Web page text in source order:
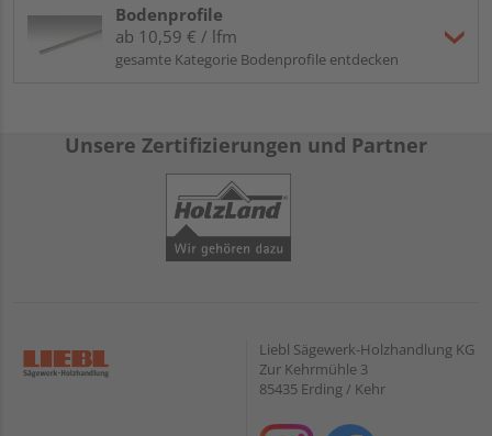
Bodenprofile
ab 10,59 € / lfm
gesamte Kategorie Bodenprofile entdecken
Unsere Zertifizierungen und Partner
Liebl Sägewerk-Holzhandlung KG
Zur Kehrmühle 3
85435 Erding / Kehr